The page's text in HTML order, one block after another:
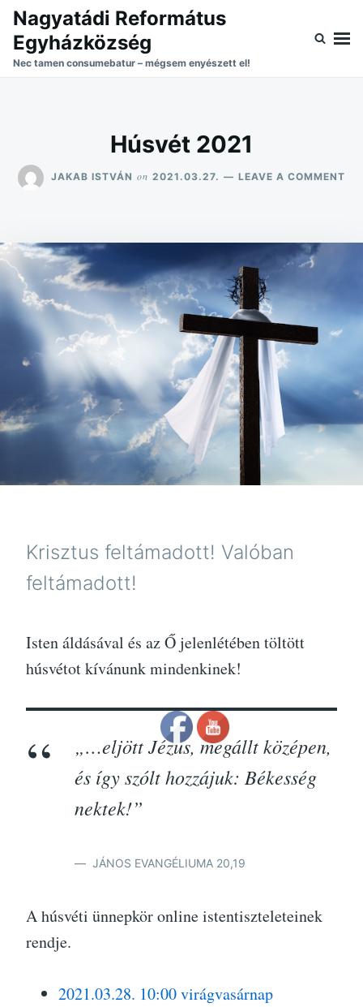
Skip
content
Search
for:
Nagyatádi Református
Egyházközség
Nec tamen consumebatur – mégsem enyészett el!
Húsvét 2021
JAKAB ISTVÁN on 2021.03.27. LEAVE A COMMENT
Krisztus feltámadott! Valóban
feltámadott!
Isten áldásával és az Ő jelenlétében töltött
húsvétot kívánunk mindenkinek!
„…eljött Jézus, megállt középen,
és így szólt hozzájuk: Békesség
nektek!”
JÁNOS EVANGÉLIUMA 20,19
A húsvéti ünnepkör online istentiszteleteinek
rendje.
2021.03.28. 10:00 virágvasárnap